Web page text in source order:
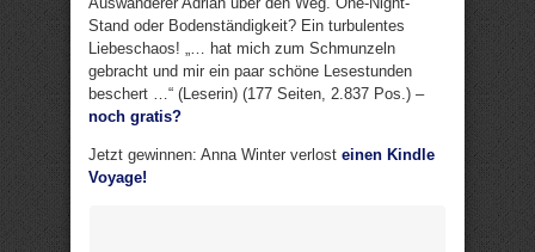
Stand oder Bodenständigkeit? Ein turbulentes
Liebeschaos! „… hat mich zum Schmunzeln
gebracht und mir ein paar schöne Lesestunden
beschert …“ (Leserin) (177 Seiten, 2.837 Pos.) –
noch gratis?
Jetzt gewinnen: Anna Winter verlost einen Kindle
Voyage!